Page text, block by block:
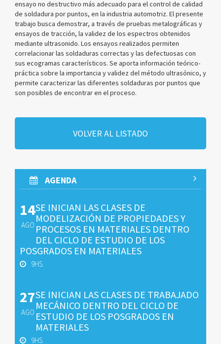
ensayo no destructivo más adecuado para el control de calidad
de soldadura por puntos, en la industria automotriz. El presente
trabajo busca demostrar, a través de pruebas metalográficas y
ensayos de tracción, la validez de los espectros obtenidos
mediante ultrasonido. Los ensayos realizados permiten
correlacionar las soldaduras correctas y las defectuosas con
sus ecogramas característicos. Se aporta información teórico-
práctica sobre la importancia y validez del método ultrasónico, y
permite caracterizar las diferentes soldaduras por puntos que
son posibles de encontrar en el proceso.
VOLVER AL LISTADO
AGENDA
14
AGO
SE INICIAN LAS CLASES DE
MODELIZACIÓN DE PROPIEDADES Y
PROCESOS EN MATERIALES DENTRO
DEL CICLO DE ESTUDIO DE LOS
POSGRADOS EN MATERIALES
9HS.
27
AGO
SE INICIAN LAS CLASES DE TRABAJADO
MECÁNICO DENTRO DEL CICLO DE
ESTUDIO DE LOS POSGRADOS EN
MATERIALES
9HS.